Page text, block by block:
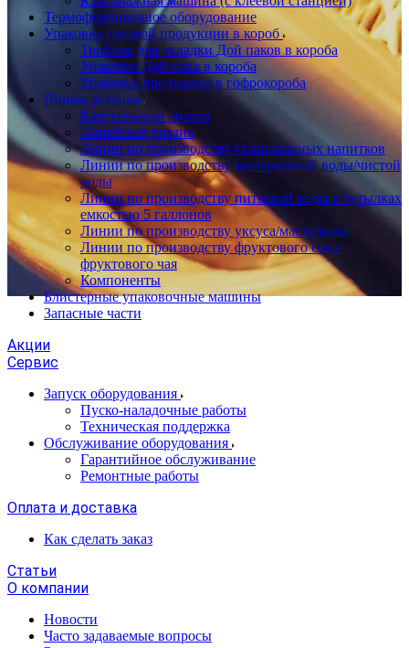
Термоформовочное оборудование
Упаковка готовой продукции в короб
Триблок для укладки Дой паков в короба
Упаковка Дой пака в короба
Упаковка продукции в гофрокороба
Линии розлива
Карусельный розлив
Линейный розлив
Линии по производству газированных напитков
Линии по производству минеральной воды/чистой
воды
Линии по производству питьевой воды в бутылках
емкостью 5 галлонов
Линии по производству уксуса/масла/вина
Линии по производству фруктового сока/
фруктового чая
Компоненты
Блистерные упаковочные машины
Запасные части
Акции
Сервис
Запуск оборудования
Пуско-наладочные работы
Техническая поддержка
Обслуживание оборудования
Гарантийное обслуживание
Ремонтные работы
Оплата и доставка
Как сделать заказ
Статьи
О компании
Новости
Часто задаваемые вопросы